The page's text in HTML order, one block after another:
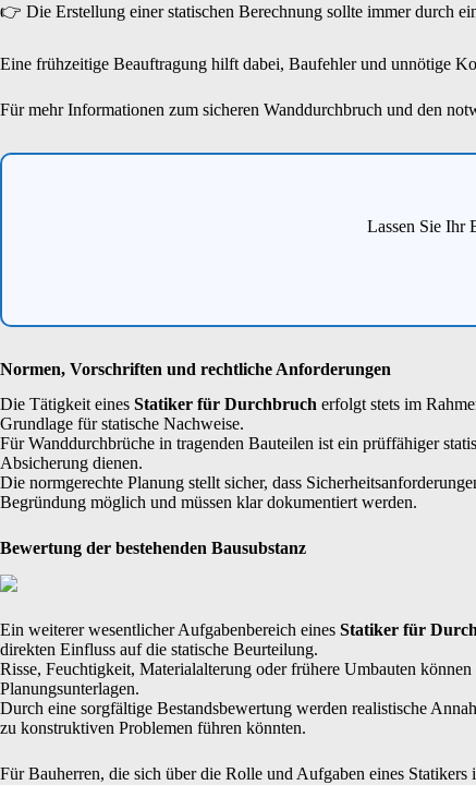
👉 Die Erstellung einer statischen Berechnung sollte immer durch
Eine frühzeitige Beauftragung hilft dabei, Baufehler und unnötige
Für mehr Informationen zum sicheren Wanddurchbruch und den
Lassen Sie Ihr
Normen, Vorschriften und rechtliche Anforderungen
Die Tätigkeit eines Statiker für Durchbruch erfolgt stets im
Grundlage für statische Nachweise.
Für Wanddurchbrüche in tragenden Bauteilen ist ein prüffähiger
Absicherung dienen.
Die normgerechte Planung stellt sicher, dass
Begründung möglich und müssen klar dokumentiert werden.
Bewertung der bestehenden Bausubstanz
Ein weiterer wesentlicher Aufgabenbereich eines Statiker für
direkten Einfluss auf die statische Beurteilung.
Risse, Feuchtigkeit, Materialalterung oder frühere Umbauten
Planungsunterlagen.
Durch eine sorgfältige Bestandsbewertung werden realistische
zu konstruktiven Problemen führen könnten.
Für Bauherren, die sich über die Rolle und Aufgaben eines